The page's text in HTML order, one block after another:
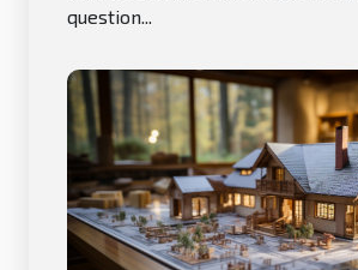
question...